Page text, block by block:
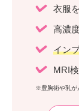
衣服
高濃
イン
MRI
※豊胸術や乳が